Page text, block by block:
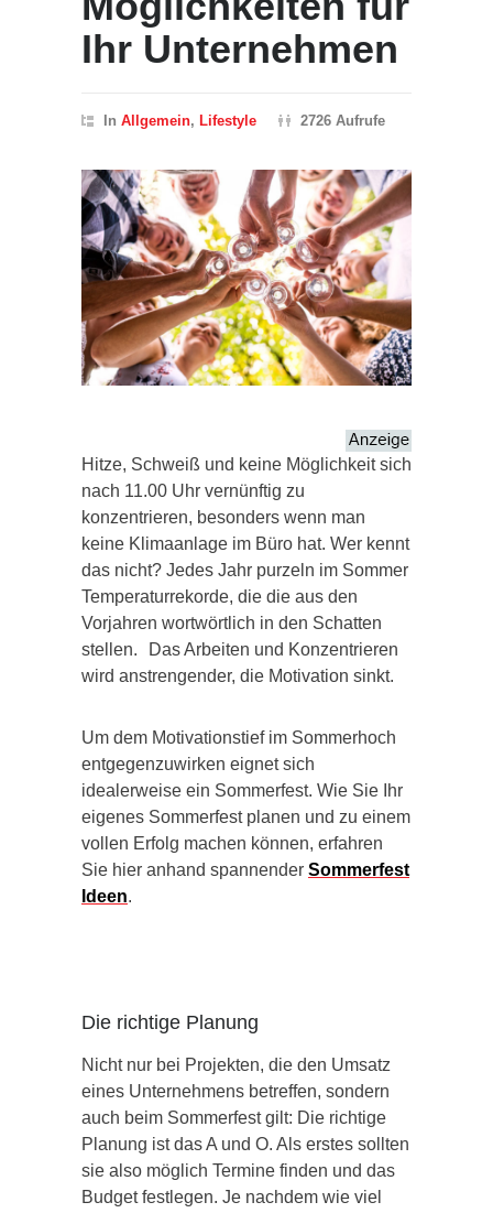
Ihr Unternehmen
In Allgemein, Lifestyle 2726 Aufrufe
Hitze, Schweiß und keine Möglichkeit sich
nach 11.00 Uhr vernünftig zu
konzentrieren, besonders wenn man
keine Klimaanlage im Büro hat. Wer kennt
das nicht? Jedes Jahr purzeln im Sommer
Temperaturrekorde, die die aus den
Vorjahren wortwörtlich in den Schatten
stellen. Das Arbeiten und Konzentrieren
wird anstrengender, die Motivation sinkt.
Um dem Motivationstief im Sommerhoch
entgegenzuwirken eignet sich
idealerweise ein Sommerfest. Wie Sie Ihr
eigenes Sommerfest planen und zu einem
vollen Erfolg machen können, erfahren
Sie hier anhand spannender Sommerfest
Ideen.
Die richtige Planung
Nicht nur bei Projekten, die den Umsatz
eines Unternehmens betreffen, sondern
auch beim Sommerfest gilt: Die richtige
Planung ist das A und O. Als erstes sollten
sie also möglich Termine finden und das
Budget festlegen. Je nachdem wie viel